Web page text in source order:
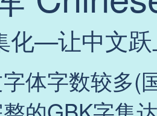
化—让中文
体字数较多(